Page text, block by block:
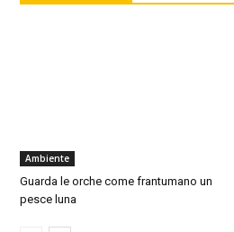
Ambiente
Guarda le orche come frantumano un
pesce luna